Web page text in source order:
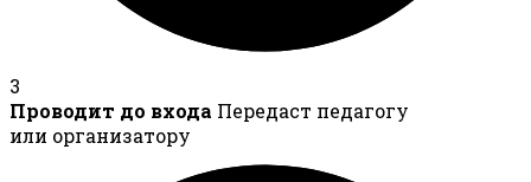
3
Проводит до входа Передаст педагогу
или организатору